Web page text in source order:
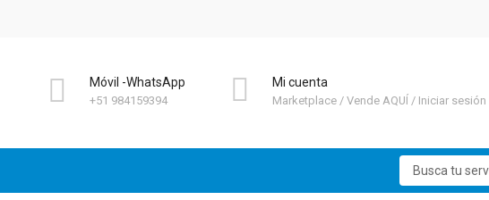
Móvil -WhatsApp
+51 984159394
Mi cuenta
Marketplace Vende AQUÍ Iniciar sesión
Buscar